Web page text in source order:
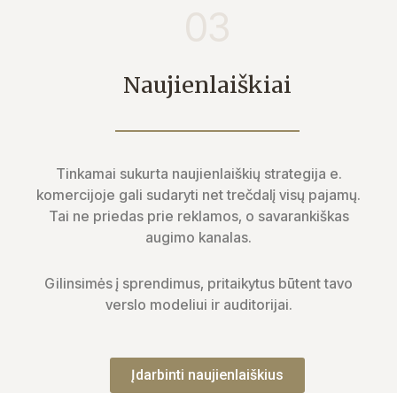
Naujienlaiškiai
Tinkamai sukurta naujienlaiškių strategija e.
komercijoje gali sudaryti net trečdalį visų pajamų.
Tai ne priedas prie reklamos, o savarankiškas
augimo kanalas.
Gilinsimės į sprendimus, pritaikytus būtent tavo
verslo modeliui ir auditorijai.
Įdarbinti naujienlaiškius